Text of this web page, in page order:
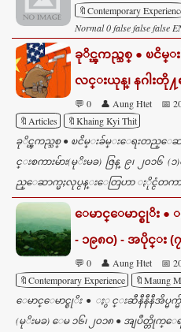
🔖Contemporary
Normal 0 false false false
ခုိင္ၾကည္သစ္ ● ၿငိ
လင္းယုန္၊ နဂါးတို
💬 0 👤 Aung Htet
📅
🔖Articles
🔖Khaing Kyi Thit
ခုိင္ၾကည္သစ္ ● ၿငိမ္းခ်မ္းေရးတည္ေ
င္းစကားမ်ား(မုိးမခ) ဇြန္ ၉၊ ၂၀၁၆
ည္ေဆာက္မႈလုပ္ငန္းေတြဟာ ႏိုင္ငံတက
ေမာင္ေမာင္စုိး ●
- ၁၉၈ဝ) - အပိုင္း (
💬 0 👤 Aung Htet
📅
🔖Contemporary Experience
🔖Maung
ေမာင္ေမာင္စုိး ● ႏွင္းဆီနီနီနီအိပ္မက္
(မုိးမခ) ေမ ၁၆၊ ၂၀၁၈ ● အျပဳတ္တို